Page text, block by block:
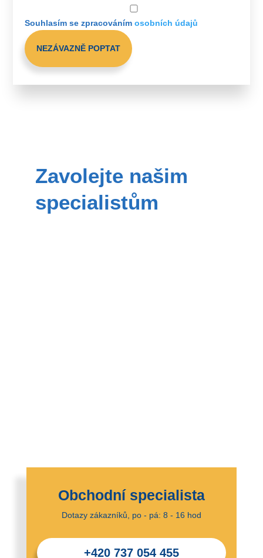
Souhlasím se zpracovánímosobních údajů
NEZÁVAZNĚ POPTAT
Zavolejte našim
specialistům
Obchodní specialista
Dotazy zákazníků, po - pá: 8 - 16 hod
+420 737 054 455